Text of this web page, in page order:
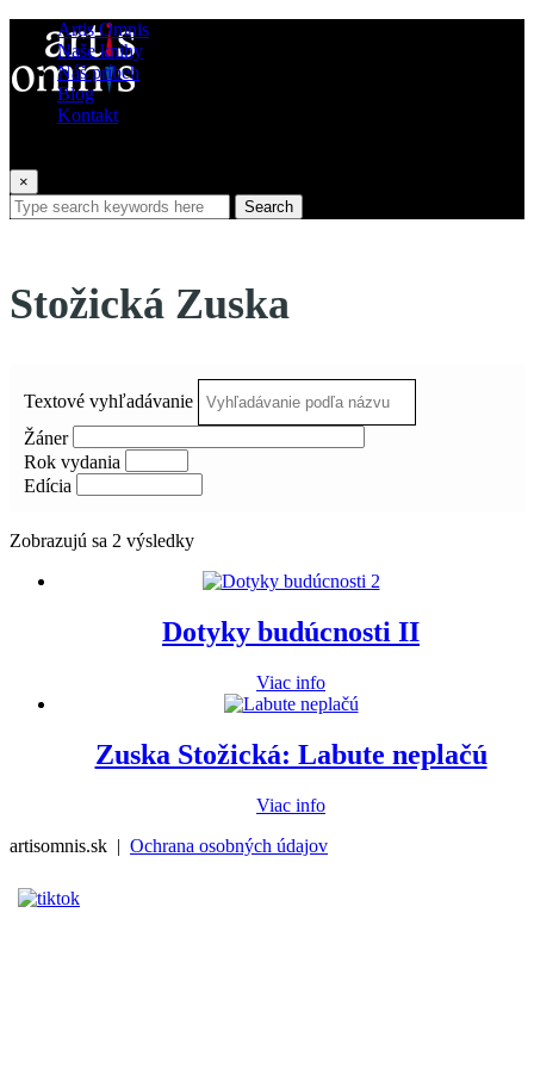
Artis Omnis
Naše knihy
Náš príbeh
Blog
Kontakt
×
Search
Stožická Zuska
Textové vyhľadávanie
Žáner
Rok vydania
Edícia
Zobrazujú sa 2 výsledkyZoradené
najnovších
Dotyky budúcnosti II
Viac info
Zuska Stožická: Labute neplačú
Viac info
artisomnis.sk | Ochrana osobných údajov